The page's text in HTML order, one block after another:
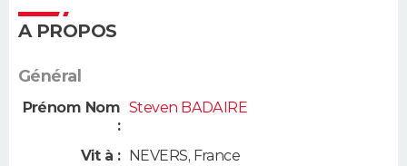
A PROPOS
Général
Prénom Nom
:
Steven BADAIRE
Vit à : NEVERS, France